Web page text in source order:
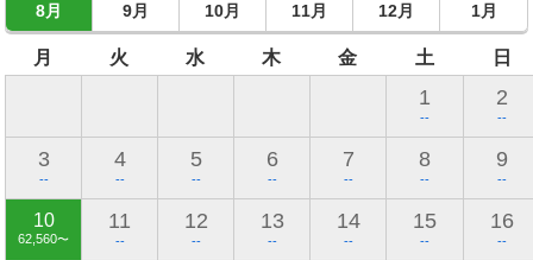
8月 9月 10月 11月 12月 1月
月 火 水 木 金 土 日
1
--
2
--
3
--
4
--
5
--
6
--
7
--
8
--
9
--
10
62,560〜
11
--
12
--
13
--
14
--
15
--
16
--